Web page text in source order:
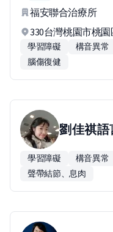
福安聯合治療所
330台灣桃園市桃
學習障礙 構音異常
腦傷復健
劉佳祺語
學習障礙 構音異常
聲帶結節、息肉